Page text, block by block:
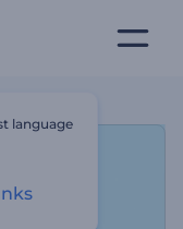
language